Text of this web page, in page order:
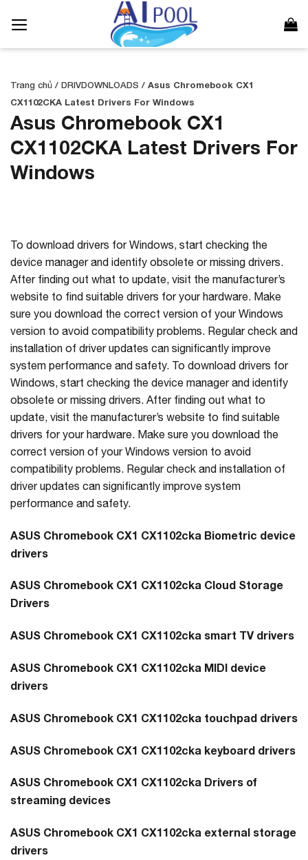
qua
Trang chủ / DRIVDOWNLOADS / Asus Chromebook CX1
CX1102CKA Latest Drivers For Windows
Asus Chromebook CX1
CX1102CKA Latest Drivers For
Windows
To download drivers for Windows, start checking the
device manager and identify obsolete or missing drivers.
After finding out what to update, visit the manufacturer’s
website to find suitable drivers for your hardware. Make
sure you download the correct version of your Windows
version to avoid compatibility problems. Regular check and
installation of driver updates can significantly improve
system performance and safety. To download drivers for
Windows, start checking the device manager and identify
obsolete or missing drivers. After finding out what to
update, visit the manufacturer’s website to find suitable
drivers for your hardware. Make sure you download the
correct version of your Windows version to avoid
compatibility problems. Regular check and installation of
driver updates can significantly improve system
performance and safety.
ASUS Chromebook CX1 CX1102cka Biometric device
drivers
ASUS Chromebook CX1 CX1102cka Cloud Storage
Drivers
ASUS Chromebook CX1 CX1102cka smart TV drivers
ASUS Chromebook CX1 CX1102cka MIDI device
drivers
ASUS Chromebook CX1 CX1102cka touchpad drivers
ASUS Chromebook CX1 CX1102cka keyboard drivers
ASUS Chromebook CX1 CX1102cka Drivers of
streaming devices
ASUS Chromebook CX1 CX1102cka external storage
drivers